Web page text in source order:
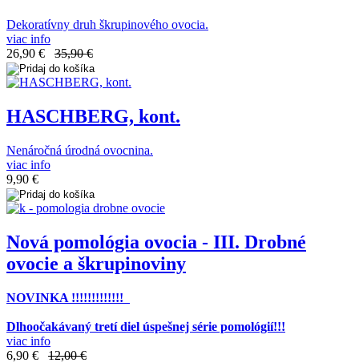
Dekoratívny druh škrupinového ovocia.
viac info
26,90 €
35,90 €
HASCHBERG, kont.
Nenáročná úrodná ovocnina.
viac info
9,90 €
Nová pomológia ovocia - III. Drobné
ovocie a škrupinoviny
NOVINKA !!!!!!!!!!!!!
Dlhoočakávaný tretí diel úspešnej série pomológií!!!
viac info
6,90 €
12,00 €